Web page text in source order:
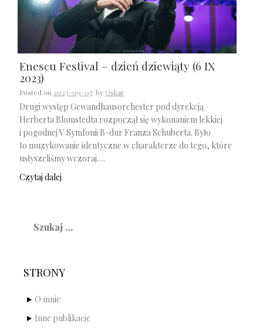
Enescu Festival – dzień dziewiąty (6 IX
2023)
Posted on 2023-09-07 by Oskar
Drugi występ Gewandhausorchester pod dyrekcją
Herberta Blomstedta rozpoczął się wykonaniem lekkiej
i pogodnej V Symfonii B-dur Franza Schuberta. Było
to muzykowanie identyczne w charakterze do tego, które
usłyszeliśmy wczoraj….
Czytaj dalej
STRONY
O mnie
Inne publikacje